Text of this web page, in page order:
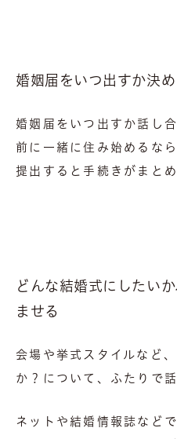
婚姻届をいつ出すか決め
婚姻届をいつ出すか話し
前に一緒に住み始めるな
提出すると手続きがまと
どんな結婚式にしたい
ませる
会場や挙式スタイルなど
か？について、ふたりで
ネットや結婚情報誌など